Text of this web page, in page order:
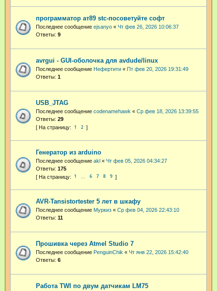
программатор ат89 stc-посоветуйте софт
Последнее сообщение ejsanyo « Чт фев 26, 2026 10:06:37
Ответы: 9
avrgui - GUI-оболочка для avdude/linux
Последнее сообщение Нефертити « Пт фев 20, 2026 19:31:49
Ответы: 1
USB_JTAG
Последнее сообщение codenamehawk « Ср фев 18, 2026 13:39:55
Ответы: 29
1 2
Генератор из arduino
Последнее сообщение akl « Чт фев 05, 2026 04:34:27
Ответы: 175
1 6 7 8 9
AVR-Tansistortester 5 лет в шкафу
Последнее сообщение Муркиз « Ср фев 04, 2026 22:43:10
Ответы: 11
Прошивка через Atmel Studio 7
Последнее сообщение PenguinChik « Чт янв 22, 2026 15:42:40
Ответы: 6
Работа TWI по двум датчикам LM75